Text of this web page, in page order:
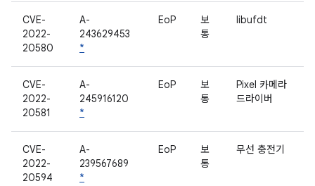
CVE-
2022-
20580
A-
243629453
*
EoP
보
통
libufdt
CVE-
2022-
20581
A-
245916120
*
EoP
보
통
Pixel 카메라
드라이버
CVE-
2022-
20594
A-
239567689
*
EoP
보
통
무선 충전기